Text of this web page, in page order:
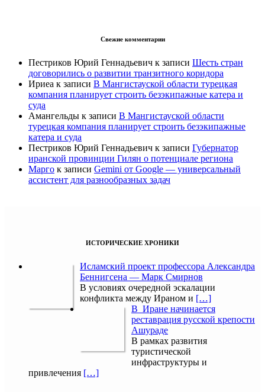
Свежие комментарии
Пестриков Юрий Геннадьевич к записи Шесть стран
договорились о развитии транзитного коридора
Ириеа к записи В Мангистауской области турецкая
компания планирует строить безэкипажные катера и
суда
Амангельды к записи В Мангистауской области
турецкая компания планирует строить безэкипажные
катера и суда
Пестриков Юрий Геннадьевич к записи Губернатор
иранской провинции Гилян о потенциале региона
Марго к записи Gemini от Google — универсальный
ассистент для разнообразных задач
ИСТОРИЧЕСКИЕ ХРОНИКИ
Исламский проект профессора Александра
Беннигсена — Марк Смирнов
В условиях очередной эскалации
конфликта между Ираном и […]
В Иране начинается
реставрация русской крепости
Ашураде
В рамках развития
туристической
инфраструктуры и
привлечения […]